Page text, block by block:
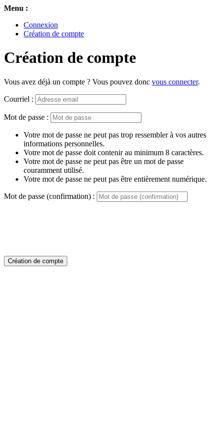
Menu :
Connexion
Création de compte
Création de compte
Vous avez déjà un compte ? Vous pouvez donc vous connecter.
Courriel :
Mot de passe :
Votre mot de passe ne peut pas trop ressembler à vos autres
informations personnelles.
Votre mot de passe doit contenir au minimum 8 caractères.
Votre mot de passe ne peut pas être un mot de passe
couramment utilisé.
Votre mot de passe ne peut pas être entièrement numérique.
Mot de passe (confirmation) :
Création de compte